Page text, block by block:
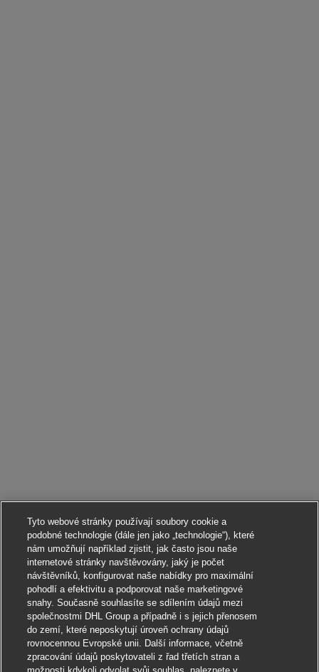
Tyto webové stránky používají soubory cookie a
podobné technologie (dále jen jako „technologie“), které
nám umožňují například zjistit, jak často jsou naše
internetové stránky navštěvovány, jaký je počet
návštěvníků, konfigurovat naše nabídky pro maximální
pohodlí a efektivitu a podporovat naše marketingové
snahy. Současně souhlasíte se sdílením údajů mezi
společnostmi DHL Group a případně i s jejich přenosem
do zemí, které neposkytují úroveň ochrany údajů
rovnocennou Evropské unii. Další informace, včetně
zpracování údajů poskytovateli z řad třetích stran a